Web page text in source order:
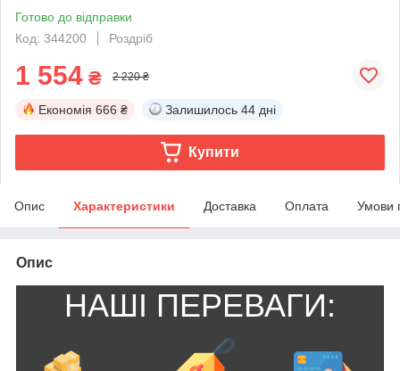
Готово до відправки
Код: 344200
Роздріб
1 554 ₴ 2 220 ₴
Економія 666 ₴ Залишилось 44 дні
Купити
Опис Характеристики Доставка Оплата Умови
Опис
НАШІ ПЕРЕВАГИ: